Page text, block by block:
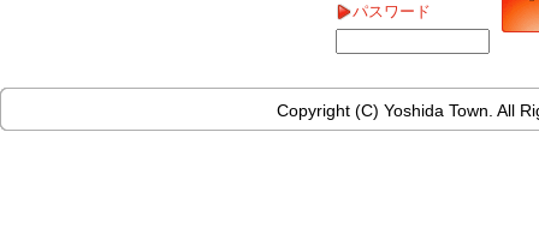
パスワード
Copyright (C) Yoshida Town. All